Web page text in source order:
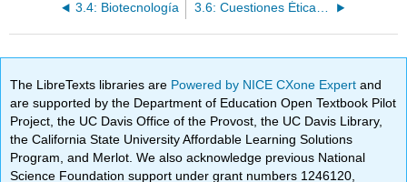
3.4: Biotecnología 3.6: Cuestiones Éticas, Jurídicas y Sociales en Biotecnología (ELSI)
The LibreTexts libraries are Powered by NICE CXone Expertand
are supported by the Department of Education Open Textbook Pilot
Project, the UC Davis Office of the Provost, the UC Davis Library,
the California State University Affordable Learning Solutions
Program, and Merlot. We also acknowledge previous National
Science Foundation support under grant numbers 1246120,